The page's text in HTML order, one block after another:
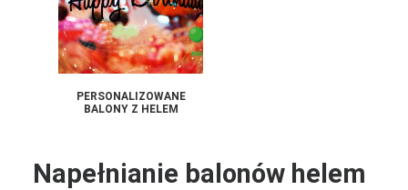
PERSONALIZOWANE
BALONY Z HELEM
Napełnianie balonów helem